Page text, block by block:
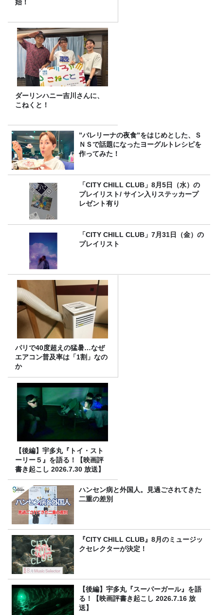
始！
ダーリンハニー吉川さんに、
こねくと！
”バレリーナの夜食”をはじめとした、Ｓ
ＮＳで話題になったヨーグルトレシピを
作ってみた！
「CITY CHILL CLUB」8月5日（水）の
プレイリスト/ サイン入りステッカープ
レゼント有り
「CITY CHILL CLUB」7月31日（金）の
プレイリスト
パリで40度超えの猛暑…なぜ
エアコン普及率は「1割」なの
か
【後編】宇多丸『トイ・スト
ーリー５』を語る！【映画評
書き起こし 2026.7.30 放送】
ハンセン病と外国人。見過ごされてきた
二重の差別
『CITY CHILL CLUB』8月のミュージッ
クセレクターが決定！
【後編】宇多丸『スーパーガール』を語
る！【映画評書き起こし 2026.7.16 放
送】